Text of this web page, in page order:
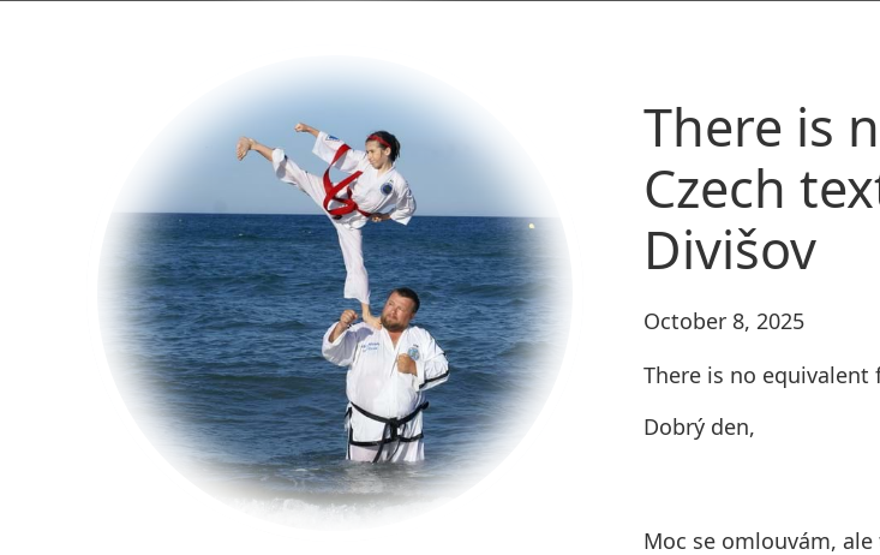
There is
Czech
Divišov
October 8, 2025
There is no equivalent
Dobrý den,
Moc se omlouvám,